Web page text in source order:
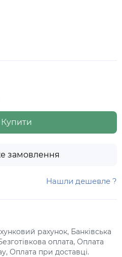
Купити
замовлення
Нашли дешевле ?
рахунок, Банківська
оплата, Оплата
Оплата при доставці.